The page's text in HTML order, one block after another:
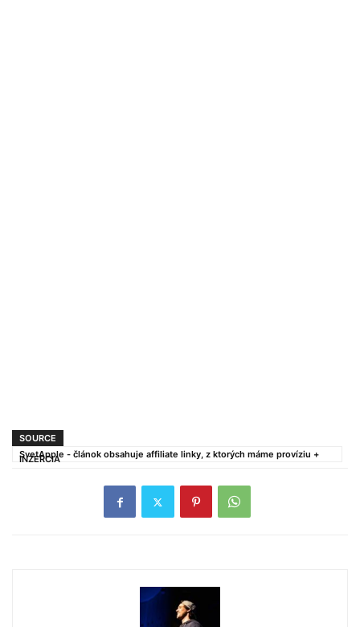
SOURCE
SvetApple - článok obsahuje affiliate linky, z ktorých máme províziu +
INZERCIA